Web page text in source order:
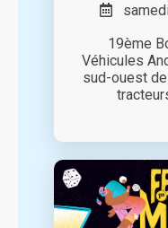
samedi
19ème
Véhicules
sud-ouest